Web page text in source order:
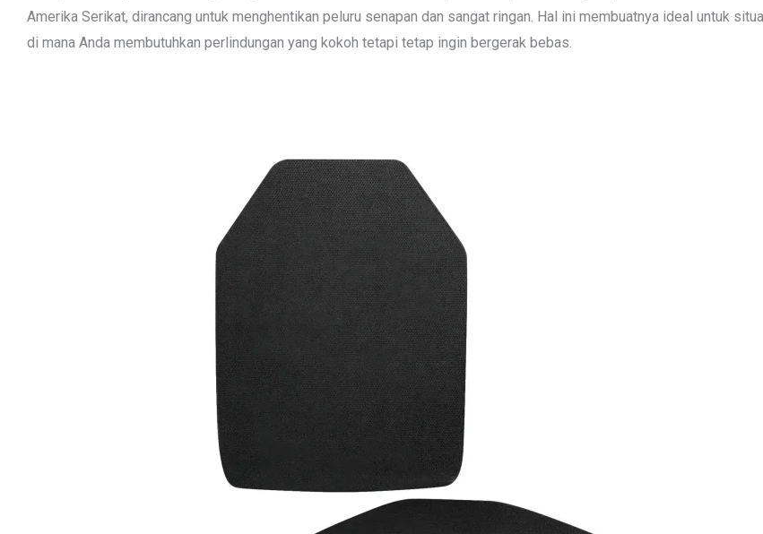
Amerika Serikat, dirancang untuk menghentikan peluru senapan dan sangat ringan. Hal ini membuatnya ideal untuk
di mana Anda membutuhkan perlindungan yang kokoh tetapi tetap ingin bergerak bebas.